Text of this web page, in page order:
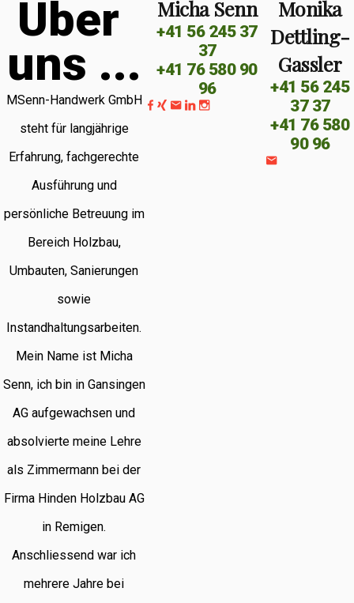
Über
uns ...
MSenn-Handwerk GmbH
steht für langjährige
Erfahrung, fachgerechte
Ausführung und
persönliche Betreuung im
Bereich Holzbau,
Umbauten, Sanierungen
sowie
Instandhaltungsarbeiten.
Mein Name ist Micha
Senn, ich bin in Gansingen
AG aufgewachsen und
absolvierte meine Lehre
als Zimmermann bei der
Firma Hinden Holzbau AG
in Remigen.
Anschliessend war ich
mehrere Jahre bei
Micha Senn
+41 56 245 37
37
+41 76 580 90
96
Monika
Dettling-
Gassler
+41 56 245
37 37
+41 76 580
90 96